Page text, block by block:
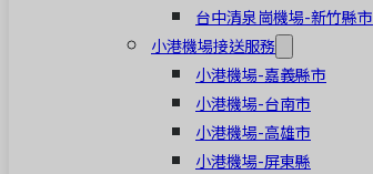
台中清泉崗機場-新竹縣市
小港機場接送服務
小港機場-嘉義縣市
小港機場-台南市
小港機場-高雄市
小港機場-屏東縣